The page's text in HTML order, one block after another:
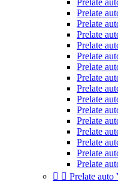
Prelate
Prelate
Prelate
Prelate
Prelate
Prelate
Prelate
Prelate
Prelate
Prelate
Prelate
Prelate
Prelate
Prelate
Prelate
Prelate
  Prelate